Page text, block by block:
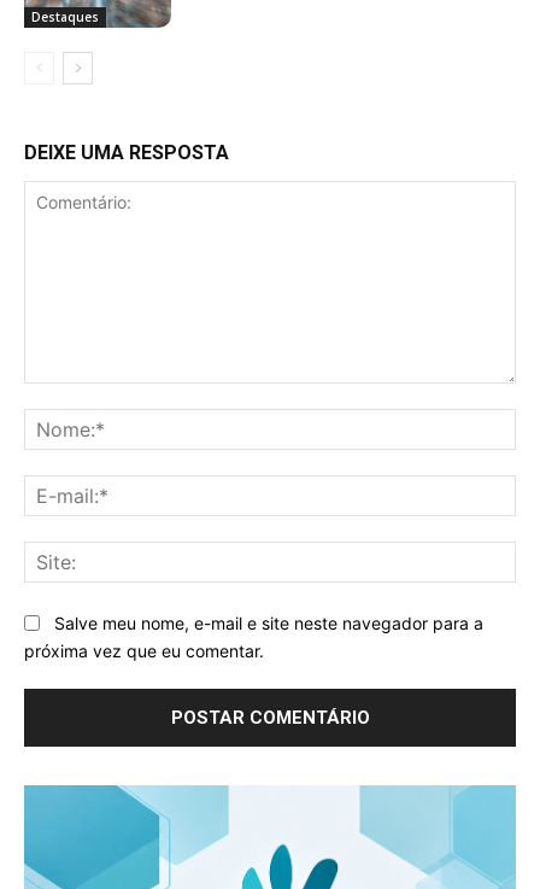
Destaques
DEIXE UMA RESPOSTA
Salve meu nome, e-mail e site neste navegador para a
próxima vez que eu comentar.